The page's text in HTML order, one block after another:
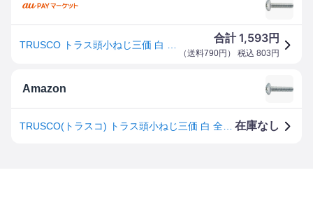
合計1,593円
（送料790円 ） 税込 803 円
Amazon
在庫なし